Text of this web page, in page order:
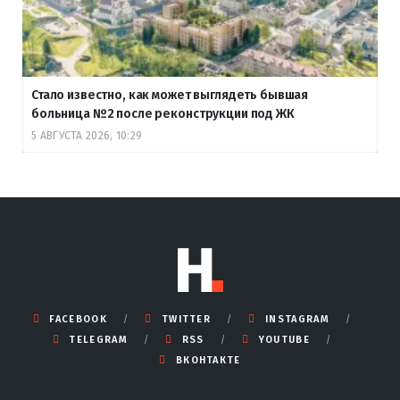
Стало известно, как может выглядеть бывшая
больница №2 после реконструкции под ЖК
5 АВГУСТА 2026, 10:29
FACEBOOK TWITTER
INSTAGRAM
TELEGRAM
RSS
YOUTUBE
ВКОНТАКТЕ